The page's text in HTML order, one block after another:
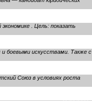
. Цель: показать
боевыми искусствами. Также с
Союз в условиях роста